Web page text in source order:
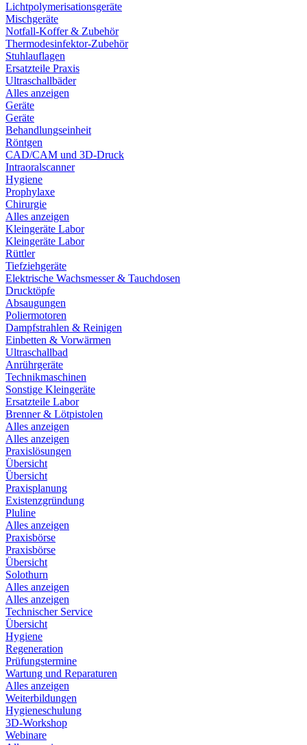
Lichtpolymerisationsgeräte
Mischgeräte
Notfall-Koffer & Zubehör
Thermodesinfektor-Zubehör
Stuhlauflagen
Ersatzteile Praxis
Ultraschallbäder
Alles anzeigen
Geräte
Geräte
Behandlungseinheit
Röntgen
CAD/CAM und 3D-Druck
Intraoralscanner
Hygiene
Prophylaxe
Chirurgie
Alles anzeigen
Kleingeräte Labor
Kleingeräte Labor
Rüttler
Tiefziehgeräte
Elektrische Wachsmesser & Tauchdosen
Drucktöpfe
Absaugungen
Poliermotoren
Dampfstrahlen & Reinigen
Einbetten & Vorwärmen
Ultraschallbad
Anrührgeräte
Technikmaschinen
Sonstige Kleingeräte
Ersatzteile Labor
Brenner & Lötpistolen
Alles anzeigen
Alles anzeigen
Praxislösungen
Übersicht
Übersicht
Praxisplanung
Existenzgründung
Pluline
Alles anzeigen
Praxisbörse
Praxisbörse
Übersicht
Solothurn
Alles anzeigen
Alles anzeigen
Technischer Service
Übersicht
Hygiene
Regeneration
Prüfungstermine
Wartung und Reparaturen
Alles anzeigen
Weiterbildungen
Hygieneschulung
3D-Workshop
Webinare